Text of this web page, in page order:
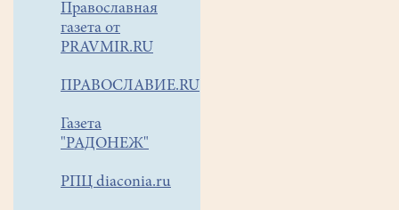
Православная
газета от
PRAVMIR.RU
ПРАВОСЛАВИЕ.RU
Газета
"РАДОНЕЖ"
РПЦ diaconia.ru